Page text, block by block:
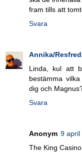
fram tills att
Svara
Annika/
Linda, kul att
bestämma
dig och
Svara
Anonym 9 april
The King